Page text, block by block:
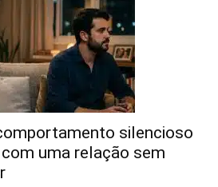
comportamento silencioso
uma relação sem